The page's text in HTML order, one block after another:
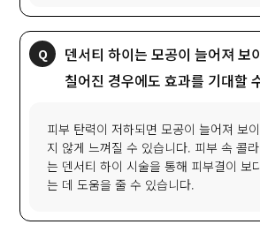
덴서티 하이는 모공이 늘어져 보
칠어진 경우에도 효과를 기대할
피부 탄력이 저하되면 모공이 늘어져 보
지 않게 느껴질 수 있습니다. 피부 속 콜
는 덴서티 하이 시술을 통해 피부결이 보
는 데 도움을 줄 수 있습니다.